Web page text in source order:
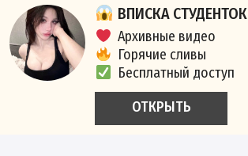
ВПИСКА СТУДЕНТОК
Архивные видео
Горячие сливы
Бесплатный доступ
ОТКРЫТЬ